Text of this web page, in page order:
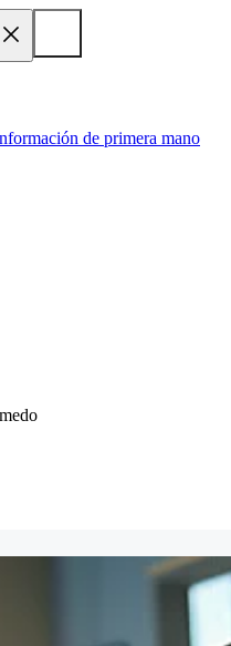
de primera mano